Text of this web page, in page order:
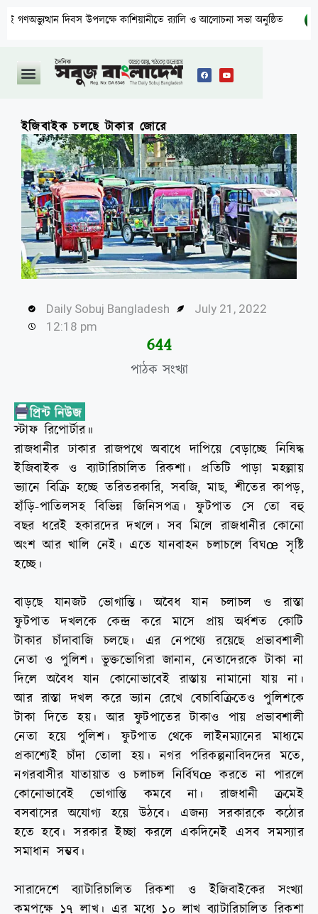
উপলক্ষে কাশিয়ানীতে র‍্যালি ও আলোচনা সভা অনুষ্ঠিত উত্তরায়
ইজিবাইক চলছে টাকার জোরে
Daily Sobuj Bangladesh
July 21, 2022
12:18 pm
পাঠক সংখ্যা
647
স্টাফ রিপোর্টার॥
রাজধানীর ঢাকার রাজপথে অবাধে দাপিয়ে বেড়াচ্ছে নিষিদ্ধ
ইজিবাইক ও ব্যাটারিচালিত রিকশা। প্রতিটি পাড়া মহল্লায়
ভ্যানে বিক্রি হচ্ছে তরিতরকারি, সবজি, মাছ, শীতের কাপড়,
হাঁড়ি-পাতিলসহ বিভিন্ন জিনিসপত্র। ফুটপাত সে তো বহু
বছর ধরেই হকারদের দখলে। সব মিলে রাজধানীর কোনো
অংশ আর খালি নেই। এতে যানবাহন চলাচলে বিঘœ সৃষ্টি
হচ্ছে।
বাড়ছে যানজট ভোগান্তি। অবৈধ যান চলাচল ও রাস্তা
ফুটপাত দখলকে কেন্দ্র করে মাসে প্রায় অর্ধশত কোটি
টাকার চাঁদাবাজি চলছে। এর নেপথ্যে রয়েছে প্রভাবশালী
নেতা ও পুলিশ। ভুক্তভোগিরা জানান, নেতাদেরকে টাকা না
দিলে অবৈধ যান কোনোভাবেই রাস্তায় নামানো যায় না।
আর রাস্তা দখল করে ভ্যান রেখে বেচাবিক্রিতেও পুলিশকে
টাকা দিতে হয়। আর ফুটপাতের টাকাও পায় প্রভাবশালী
নেতা হয়ে পুলিশ। ফুটপাত থেকে লাইনম্যানের মাধ্যমে
প্রকাশ্যেই চাঁদা তোলা হয়। নগর পরিকল্পনাবিদদের মতে,
নগরবাসীর যাতায়াত ও চলাচল নির্বিঘœ করতে না পারলে
কোনোভাবেই ভোগান্তি কমবে না। রাজধানী ক্রমেই
বসবাসের অযোগ্য হয়ে উঠবে। এজন্য সরকারকে কঠোর
হতে হবে। সরকার ইচ্ছা করলে একদিনেই এসব সমস্যার
সমাধান সম্ভব।
সারাদেশে ব্যাটারিচালিত রিকশা ও ইজিবাইকের সংখ্যা
কমপক্ষে ১৭ লাখ। এর মধ্যে ১০ লাখ ব্যাটারিচালিত রিকশা